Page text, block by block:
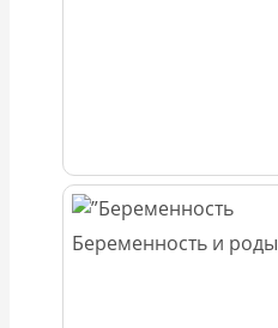
Беременность и роды